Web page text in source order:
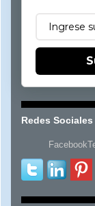
Redes Sociales